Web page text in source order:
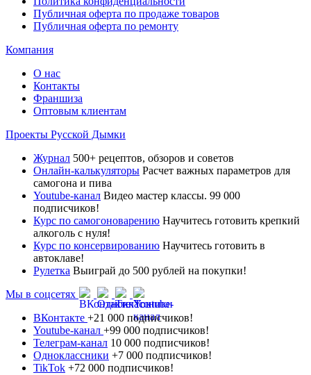
Публичная оферта по продаже товаров
Публичная оферта по ремонту
Компания
О нас
Контакты
Франшиза
Оптовым клиентам
Проекты Русской Дымки
Журнал 500+ рецептов, обзоров и советов
Онлайн-калькуляторы Расчет важных параметров для
самогона и пива
Youtube-канал Видео мастер классы. 99 000
подписчиков!
Курс по самогоноварению Научитесь готовить крепкий
алкоголь с нуля!
Курс по консервированию Научитесь готовить в
автоклаве!
Рулетка Выиграй до 500 рублей на покупки!
Мы в соцсетях
ВКонтакте +21 000 подписчиков!
Youtube-канал +99 000 подписчиков!
Телеграм-канал 10 000 подписчиков!
Одноклассники +7 000 подписчиков!
TikTok +72 000 подписчиков!